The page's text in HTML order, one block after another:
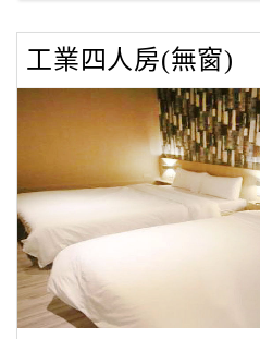
旅
卡
訂
請
款
收
據
合
工業四人房(無窗)